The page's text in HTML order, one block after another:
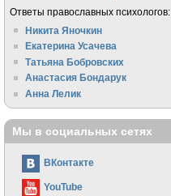
Ответы православных психологов:
Никита Яночкин
Екатерина Усачева
Татьяна Бобровских
Анастасия Бондарук
Анна Лелик
Мы в социальных сетях
ВКонтакте
YouTube